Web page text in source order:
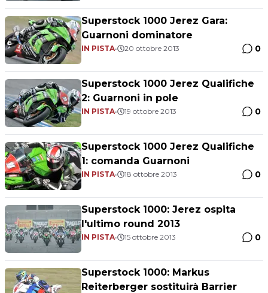
Superstock 1000 Jerez Gara:
Guarnoni dominatore
IN PISTA• 20 ottobre 2013 0
Superstock 1000 Jerez Qualifiche
2: Guarnoni in pole
IN PISTA• 19 ottobre 2013 0
Superstock 1000 Jerez Qualifiche
1: comanda Guarnoni
IN PISTA• 18 ottobre 2013 0
Superstock 1000: Jerez ospita
l'ultimo round 2013
IN PISTA• 15 ottobre 2013 0
Superstock 1000: Markus
Reiterberger sostituirà Barrier